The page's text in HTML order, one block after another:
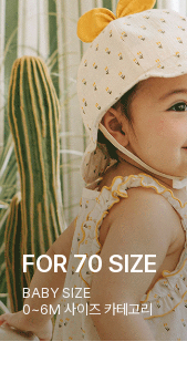
FOR 70 SIZE
BABY SIZE
0~6M 사이즈 카테고리